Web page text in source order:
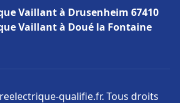
Vaillant à Drusenheim 67410
Vaillant à Doué la Fontaine
qualifie.fr. Tous droits